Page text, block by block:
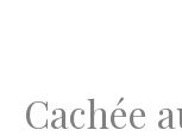
Cachée